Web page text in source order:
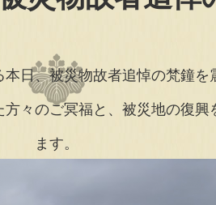
日、被災物故者追悼の梵鐘を
々のご冥福と、被災地の復興
ます。